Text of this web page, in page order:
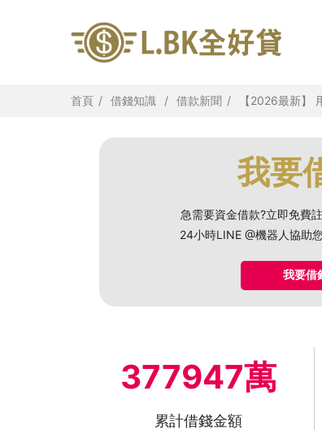
首頁 借錢知識 借款新聞 【2026最新】
我要
急需要資金借款?立即免費
24小時LINE @機器人協助
我要借
377947萬
累計借錢金額